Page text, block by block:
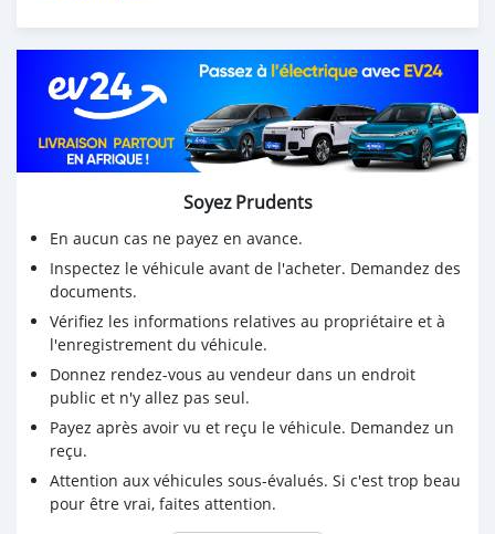
Soyez Prudents
En aucun cas ne payez en avance.
Inspectez le véhicule avant de l'acheter. Demandez des
documents.
Vérifiez les informations relatives au propriétaire et à
l'enregistrement du véhicule.
Donnez rendez-vous au vendeur dans un endroit
public et n'y allez pas seul.
Payez après avoir vu et reçu le véhicule. Demandez un
reçu.
Attention aux véhicules sous-évalués. Si c'est trop beau
pour être vrai, faites attention.